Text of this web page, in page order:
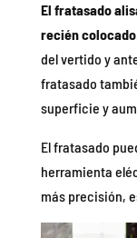
El fratasado
recién colocado
del vertido y
fratasado
superficie y
El fratasado
herramienta
más precisión,